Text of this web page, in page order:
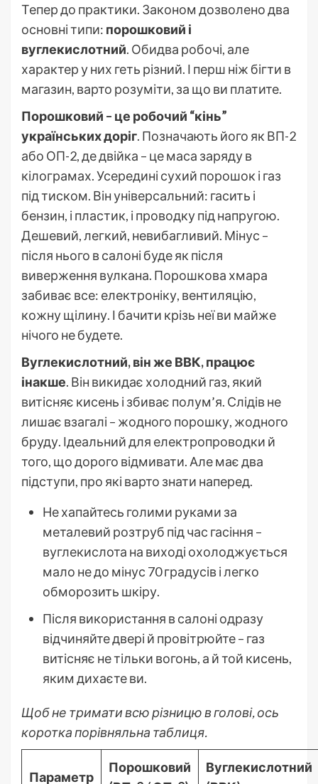
Тепер до практики. Законом дозволено два
основні типи: порошковий і
вуглекислотний. Обидва робочі, але
характер у них геть різний. І перш ніж бігти в
магазин, варто розуміти, за що ви платите.
Порошковий – це робочий “кінь”
українських доріг. Позначають його як ВП-2
або ОП-2, де двійка – це маса заряду в
кілограмах. Усередині сухий порошок і газ
під тиском. Він універсальний: гасить і
бензин, і пластик, і проводку під напругою.
Дешевий, легкий, невибагливий. Мінус –
після нього в салоні буде як після
виверження вулкана. Порошкова хмара
забиває все: електроніку, вентиляцію,
кожну щілину. І бачити крізь неї ви майже
нічого не будете.
Вуглекислотний, він же ВВК, працює
інакше. Він викидає холодний газ, який
витісняє кисень і збиває полум’я. Слідів не
лишає взагалі – жодного порошку, жодного
бруду. Ідеальний для електропроводки й
того, що дорого відмивати. Але має два
підступи, про які варто знати наперед.
Не хапайтесь голими руками за
металевий розтруб під час гасіння –
вуглекислота на виході охолоджується
мало не до мінус 70 градусів і легко
обморозить шкіру.
Після використання в салоні одразу
відчиняйте двері й провітрюйте – газ
витісняє не тільки вогонь, а й той кисень,
яким дихаєте ви.
Щоб не тримати всю різницю в голові, ось
коротка порівняльна таблиця.
Параметр
Порошковий
Вуглекислотний